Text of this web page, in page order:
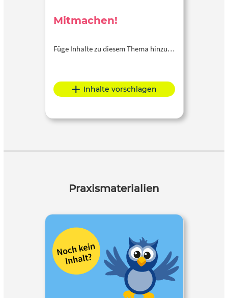
Mitmachen!
Füge Inhalte zu diesem Thema hinzu…
Inhalte vorschlagen
Praxismaterialien